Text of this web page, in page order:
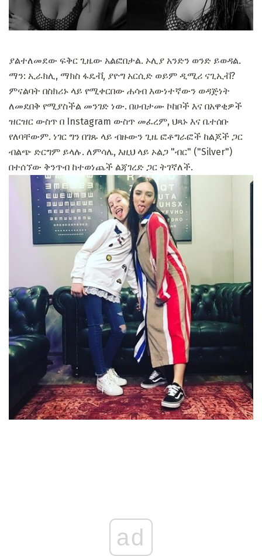
ያልተለመደው ፍቅር ጊዜው አልፎበታል. ኦሊያ አንድን ወንድ ይወዳል.
ማን: ኢራክሊ, ማክስ ፋዴቭ, ያዮግ አርሲድ ወይም ዲሚሪ ናጊኢቭ?
ምናልባት በስክሪኑ ላይ የሚቀርበው ሐሳብ እውነተኛውን ወዳጅነት
ለመደበቅ የሚያስችል መንገድ ነው. በሀብታሙ ኮከቦች እና በአዋቂዎች
ዝርዝር ውስጥ በ Instagram ውስጥ መፈረም, ህጻኑ እና ቤተሰቡ
የለባቸውም. ነገር ግን በገጹ ላይ ብዙውን ጊዜ ፎቶግራፎች ከልጆች ጋር
ብልጭ ድርግም ይላሉ. ለምሳሌ, እዚህ ላይ ኦልጋ "ብር" ("Silver")
በተሰኘው ቅንጥብ ከተወነጨች ልጃገረድ ጋር ትገኛለች.
ad